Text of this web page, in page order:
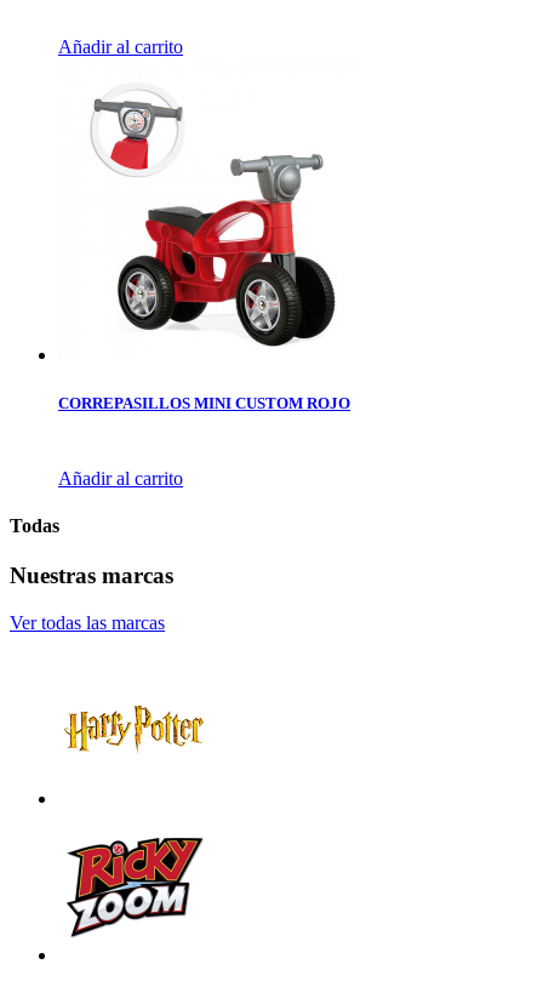
Añadir al carrito
CORREPASILLOS MINI CUSTOM ROJO
Añadir al carrito
Todas
Nuestras marcas
Ver todas las marcas